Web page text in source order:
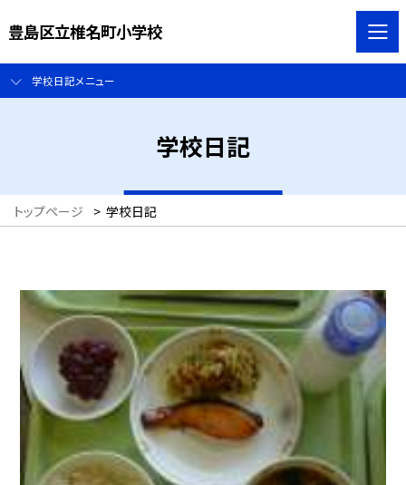
豊島区立椎名町小学校
学校日記メニュー
学校日記
トップページ > 学校日記